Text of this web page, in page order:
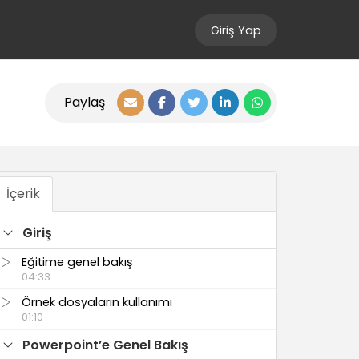
Giriş Yap
Paylaş
İçerik
Giriş
Eğitime genel bakış
04:33
Örnek dosyaların kullanımı
01:10
Powerpoint’e Genel Bakış